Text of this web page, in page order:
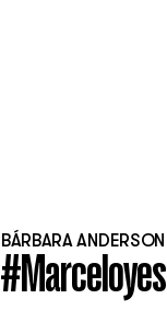
BÁRBARA ANDERSON
#Marceloyes